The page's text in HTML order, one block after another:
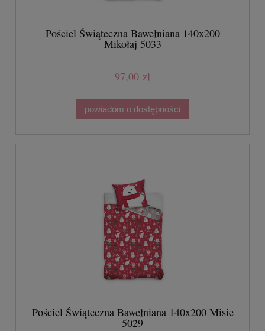
Pościel Świąteczna Bawełniana 140x200
Mikołaj 5033
97,00 zł
powiadom o dostępności
Pościel Świąteczna Bawełniana 140x200 Misie
5029